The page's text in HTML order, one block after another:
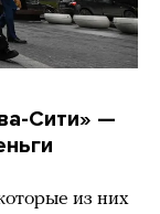
Сити» —
из них